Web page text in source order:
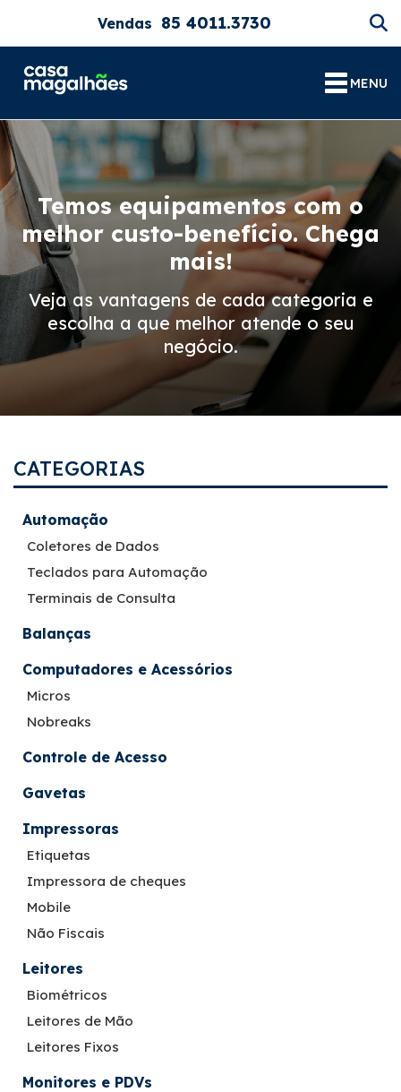
Vendas 85 4011.3730
MENU
Temos equipamentos com o
melhor custo-benefício. Chega
mais!
Veja as vantagens de cada categoria e
escolha a que melhor atende o seu
negócio.
CATEGORIAS
Automação
Coletores de Dados
Teclados para Automação
Terminais de Consulta
Balanças
Computadores e Acessórios
Micros
Nobreaks
Controle de Acesso
Gavetas
Impressoras
Etiquetas
Impressora de cheques
Mobile
Não Fiscais
Leitores
Biométricos
Leitores de Mão
Leitores Fixos
Monitores e PDVs